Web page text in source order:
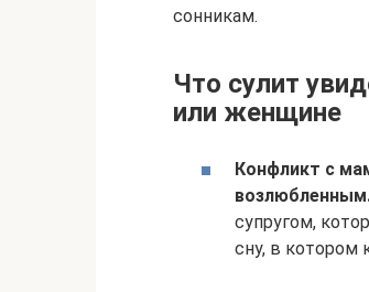
сонникам.
Что сулит
или женщине
Конфликт с
супругом,
сну, в котором